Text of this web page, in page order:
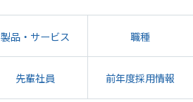
製品・サービス 職種
先輩社員 前年度採用情報